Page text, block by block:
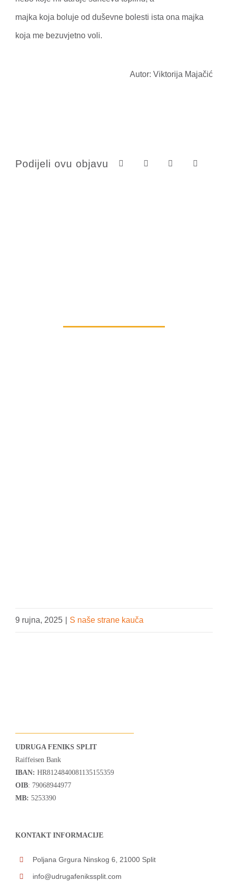
majka koja boluje od duševne bolesti ista ona majka
koja me bezuvjetno voli.
Autor: Viktorija Majačić
Podijeli ovu objavu
9 rujna, 2025 S naše strane kauča
UDRUGA FENIKS SPLIT
Raiffeisen Bank
IBAN: HR8124840081135155359
OIB: 79068944977
MB: 5253390
KONTAKT INFORMACIJE
Poljana Grgura Ninskog 6, 21000 Split
info@udrugafenikssplit.com